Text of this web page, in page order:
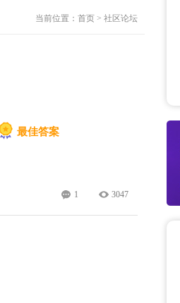
当前位置： 首页 > 社区论坛
最佳答案
1 3047